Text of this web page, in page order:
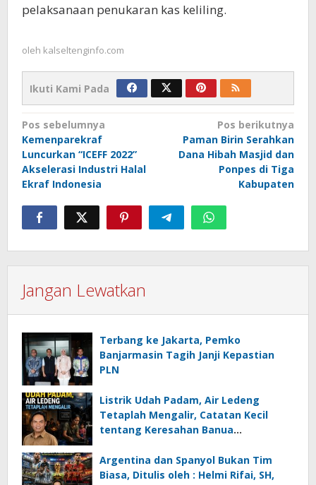
pelaksanaan penukaran kas keliling.
oleh kalseltenginfo.com
Ikuti Kami Pada
Navigasi
pos
Pos sebelumnya
Kemenparekraf
Luncurkan “ICEFF 2022”
Akselerasi Industri Halal
Ekraf Indonesia
Pos berikutnya
Paman Birin Serahkan
Dana Hibah Masjid dan
Ponpes di Tiga
Kabupaten
Jangan Lewatkan
Terbang ke Jakarta, Pemko
Banjarmasin Tagih Janji Kepastian
PLN
Listrik Udah Padam, Air Ledeng
Tetaplah Mengalir, Catatan Kecil
tentang Keresahan Banua
Ancaman Lingkungan, Oleh : Helmi
Rifai, SH
Argentina dan Spanyol Bukan Tim
Biasa, Ditulis oleh : Helmi Rifai, SH,